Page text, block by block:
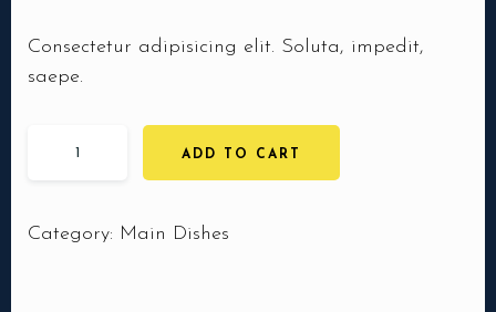
Consectetur adipisicing elit. Soluta, impedit,
saepe.
ADD TO CART
Category: Main Dishes